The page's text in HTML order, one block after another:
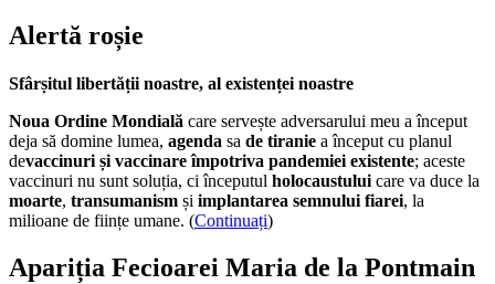
Alertă roșie
Sfârșitul libertății noastre, al existenței noastre
Noua Ordine Mondială care servește adversarului meu a început
deja să domine lumea, agenda sa de tiranie a început cu planul
devaccinuri și vaccinare împotriva pandemiei existente; aceste
vaccinuri nu sunt soluția, ci începutul holocaustului care va duce la
moarte, transumanism și implantarea semnului fiarei, la
milioane de ființe umane. (Continuați)
Apariția Fecioarei Maria de la Pontmain